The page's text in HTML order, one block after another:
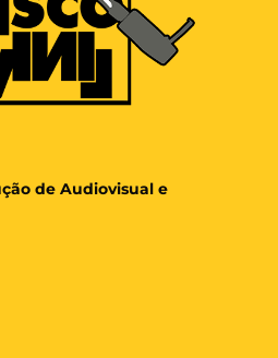
de Audiovisual e